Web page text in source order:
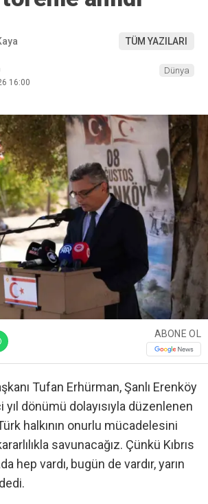
TÜM YAZILARI
16:00
Dünya
ABONE OL
Tufan Erhürman, Şanlı Erenköy
yıl dönümü dolayısıyla düzenlenen
halkının onurlu mücadelesini
savunacağız. Çünkü Kıbrıs
hep vardı, bugün de vardır, yarın